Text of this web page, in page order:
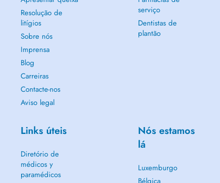
Resolução de
litígios
Sobre nós
Imprensa
Blog
Carreiras
Contacte-nos
Aviso legal
serviço
Dentistas de
plantão
Links úteis
Diretório de
médicos y
paramédicos
Nós estamos
lá
Luxemburgo